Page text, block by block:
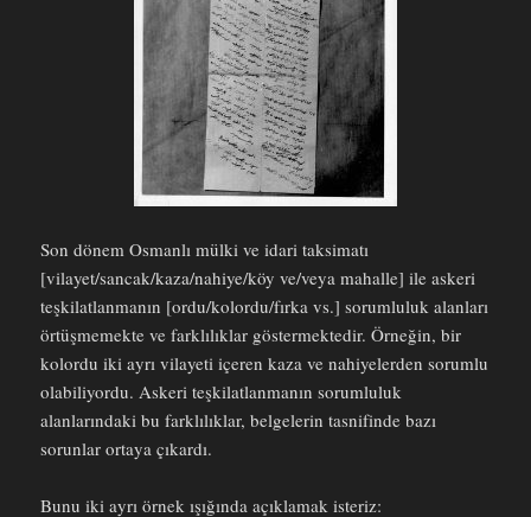
Son dönem Osmanlı mülki ve idari taksimatı
[vilayet/sancak/kaza/nahiye/köy ve/veya mahalle] ile askeri
teşkilatlanmanın [ordu/kolordu/fırka vs.] sorumluluk alanları
örtüşmemekte ve farklılıklar göstermektedir. Örneğin, bir
kolordu iki ayrı vilayeti içeren kaza ve nahiyelerden sorumlu
olabiliyordu. Askeri teşkilatlanmanın sorumluluk
alanlarındaki bu farklılıklar, belgelerin tasnifinde bazı
sorunlar ortaya çıkardı.
Bunu iki ayrı örnek ışığında açıklamak isteriz: